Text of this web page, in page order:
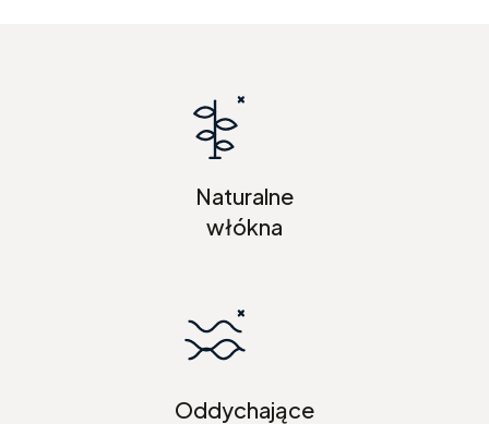
Naturalne
włókna
Oddychające